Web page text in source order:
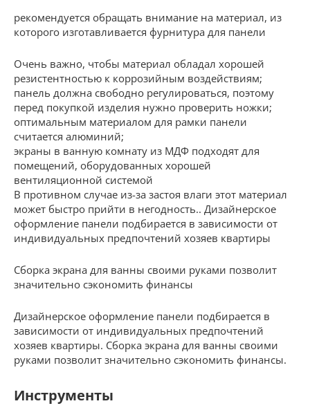
рекомендуется обращать внимание на материал, из
которого изготавливается фурнитура для панели
Очень важно, чтобы материал обладал хорошей
резистентностью к коррозийным воздействиям;
панель должна свободно регулироваться, поэтому
перед покупкой изделия нужно проверить ножки;
оптимальным материалом для рамки панели
считается алюминий;
экраны в ванную комнату из МДФ подходят для
помещений, оборудованных хорошей
вентиляционной системой
В противном случае из-за застоя влаги этот материал
может быстро прийти в негодность.. Дизайнерское
оформление панели подбирается в зависимости от
индивидуальных предпочтений хозяев квартиры
Сборка экрана для ванны своими руками позволит
значительно сэкономить финансы
Дизайнерское оформление панели подбирается в
зависимости от индивидуальных предпочтений
хозяев квартиры. Сборка экрана для ванны своими
руками позволит значительно сэкономить финансы.
Инструменты